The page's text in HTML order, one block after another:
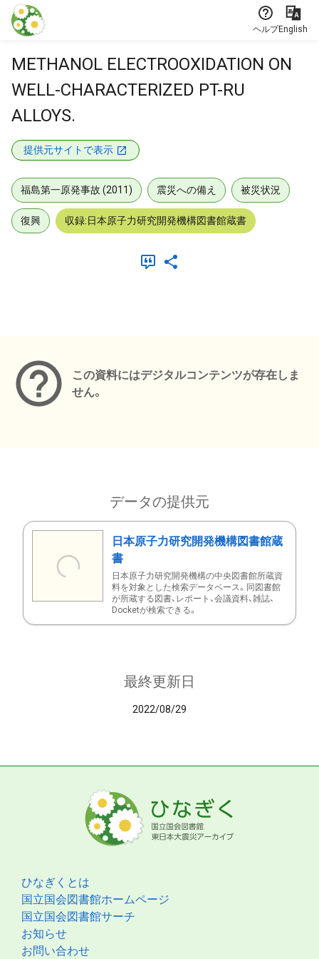
本文に飛ぶ
ヘルプEnglish
METHANOL ELECTROOXIDATION ON
WELL-CHARACTERIZED PT-RU
ALLOYS.
提供元サイトで表示
福島第一原発事故 (2011) 震災への備え 被災状況
復興 収録:日本原子力研究開発機構図書館蔵書
この資料にはデジタルコンテンツが存在しま
せん。
データの提供元
日本原子力研究開発機構図書館蔵
書
日本原子力研究開発機構の中央図書館所蔵資
料を対象とした検索データベース。同図書館
が所蔵する図書、レポート、会議資料、雑誌、
Docketが検索できる。
最終更新日
2022/08/29
ひなぎくとは
国立国会図書館ホームページ
国立国会図書館サーチ
お知らせ
お問い合わせ